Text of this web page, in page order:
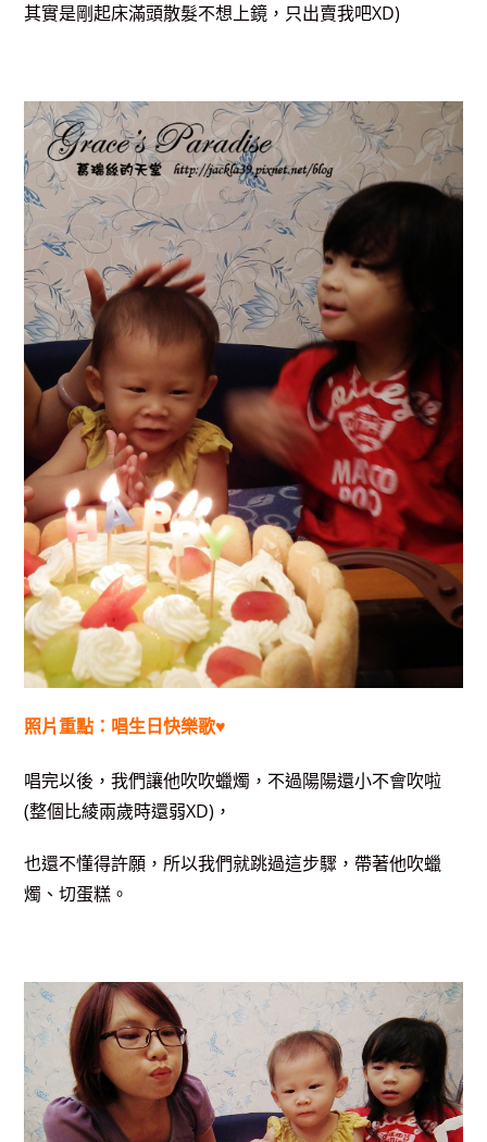
其實是剛起床滿頭散髮不想上鏡，只出賣我吧XD)
照片重點：唱生日快樂歌♥
唱完以後，我們讓他吹吹蠟燭，不過陽陽還小不會吹啦
(整個比綾兩歲時還弱XD)，
也還不懂得許願，所以我們就跳過這步驟，帶著他吹蠟
燭、切蛋糕。